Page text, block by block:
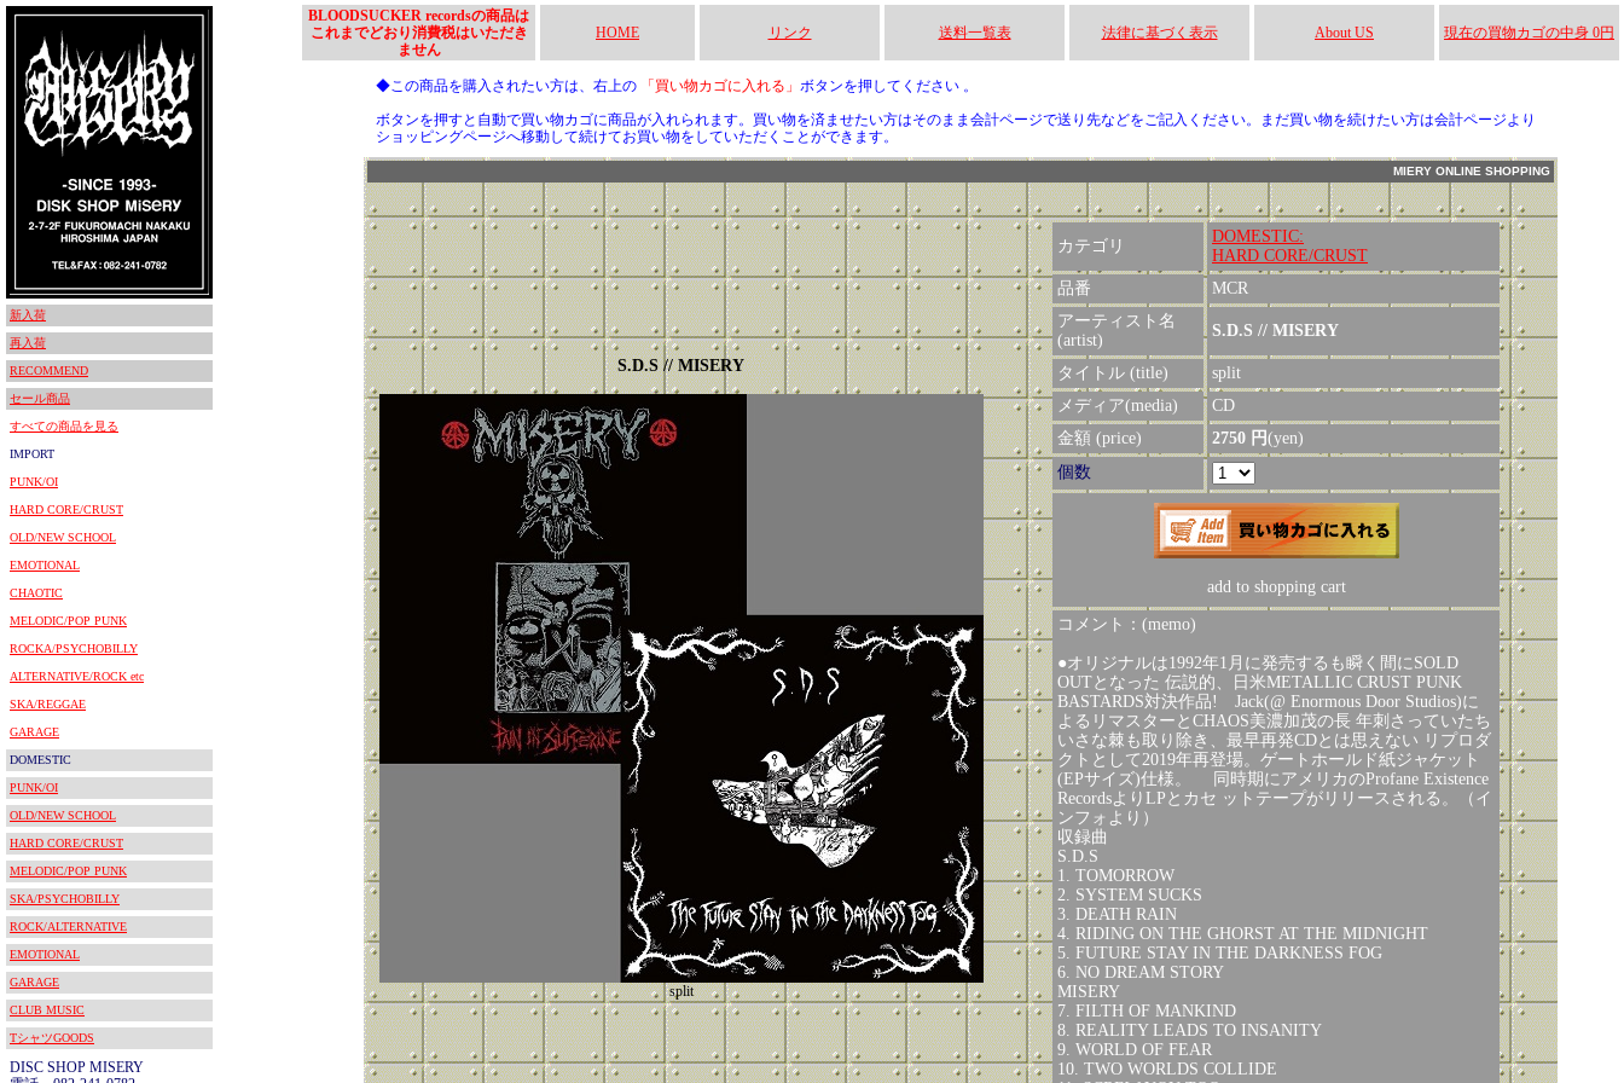
新入荷
再入荷
RECOMMEND
セール商品
すべての商品を見る
IMPORT
PUNK/OI
HARD CORE/CRUST
OLD/NEW SCHOOL
EMOTIONAL
CHAOTIC
MELODIC/POP PUNK
ROCKA/PSYCHOBILLY
ALTERNATIVE/ROCK etc
SKA/REGGAE
GARAGE
DOMESTIC
PUNK/OI
OLD/NEW SCHOOL
HARD CORE/CRUST
MELODIC/POP PUNK
SKA/PSYCHOBILLY
ROCK/ALTERNATIVE
EMOTIONAL
GARAGE
CLUB MUSIC
TシャツGOODS
DISC SHOP MISERY
BLOODSUCKER recordsの商品は
これまでどおり消費税はいただき
ません
HOME リンク 送料一覧表 法律に基づく表示 About US 現在の買物カゴの中身 0円
◆この商品を購入されたい方は、右上の 「買い物カゴに入れる」 ボタンを押してください 。
ボタンを押すと自動で買い物カゴに商品が入れられます。買い物を済ませたい方はそのまま会計ページで送り先などをご記入ください。まだ買い物を続けたい方は会計ページより
ショッピングページへ移動して続けてお買い物をしていただくことができます。
MIERY ONLINE SHOPPING
S.D.S // MISERY
split
カテゴリ
DOMESTIC:
HARD CORE/CRUST
品番
MCR
アーティスト名
(artist)
S.D.S // MISERY
タイトル (title)
split
メディア(media)
CD
金額 (price)
2750 円(yen)
個数
add to shopping cart
コメント：(memo)
●オリジナルは1992年1月に発売するも瞬く間にSOLD
OUTとなった 伝説的、日米METALLIC CRUST PUNK
BASTARDS対決作品! Jack(@ Enormous Door Studios)に
よるリマスターとCHAOS美濃加茂の長 年刺さっていたち
いさな棘も取り除き、最早再発CDとは思えない リプロダ
クトとして2019年再登場。ゲートホールド紙ジャケット
(EPサイズ)仕様。 同時期にアメリカのProfane Existence
RecordsよりLPとカセ ットテープがリリースされる。（イ
ンフォより）
収録曲
S.D.S
1. TOMORROW
2. SYSTEM SUCKS
3. DEATH RAIN
4. RIDING ON THE GHORST AT THE MIDNIGHT
5. FUTURE STAY IN THE DARKNESS FOG
6. NO DREAM STORY
MISERY
7. FILTH OF MANKIND
8. REALITY LEADS TO INSANITY
9. WORLD OF FEAR
10. TWO WORLDS COLLIDE